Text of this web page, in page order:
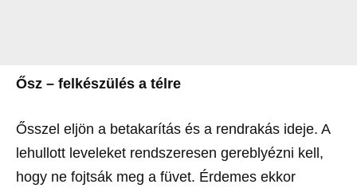
Ősz – felkészülés a télre
Ősszel eljön a betakarítás és a rendrakás ideje. A
lehullott leveleket rendszeresen gereblyézni kell,
hogy ne fojtsák meg a füvet. Érdemes ekkor